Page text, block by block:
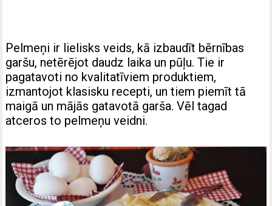
Pelmeņi ir lielisks veids, kā izbaudīt bērnības
garšu, netērējot daudz laika un pūļu. Tie ir
pagatavoti no kvalitatīviem produktiem,
izmantojot klasisku recepti, un tiem piemīt tā
maigā un mājās gatavotā garša. Vēl tagad
atceros to pelmeņu veidni.